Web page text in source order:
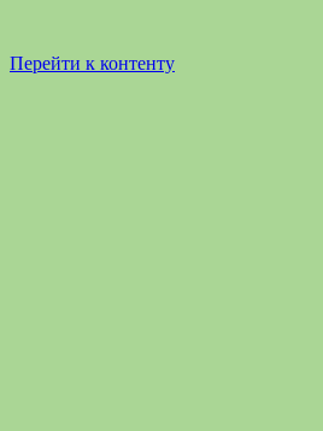
Перейти к контенту